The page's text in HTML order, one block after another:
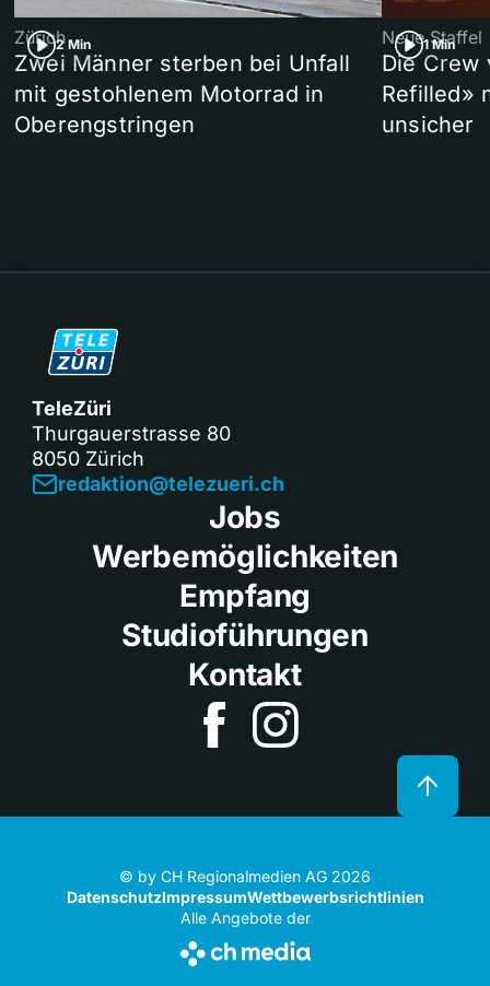
2 Min
Zürich
Zwei Männer sterben bei Unfall
mit gestohlenem Motorrad in
Oberengstringen
1 Min
Neue Staffel
Die Crew
Refilled»
unsicher
TeleZüri
Thurgauerstrasse 80
8050 Zürich
redaktion@telezueri.ch
Jobs
Werbemöglichkeiten
Empfang
Studioführungen
Kontakt
© by CH Regionalmedien AG 2026
DatenschutzImpressumWettbewerbsrichtlinien
Alle Angebote der